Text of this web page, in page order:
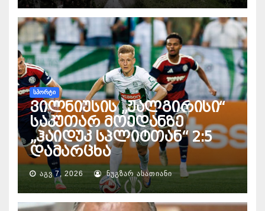
ᲡᲞᲝᲠᲢᲘ
ვილნიუსის „ჟალგირისი“
საკუთარ მოედანზე
„ჰაიდუკ სპლიტთან“ 2:5
დამარცხა
ᲐᲒᲕ 7, 2026 ᲜᲣᲒᲖᲐᲠ ᲐᲡᲐᲗᲘᲐᲜᲘ